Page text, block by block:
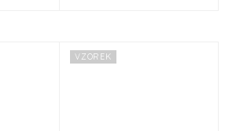
VZOREK